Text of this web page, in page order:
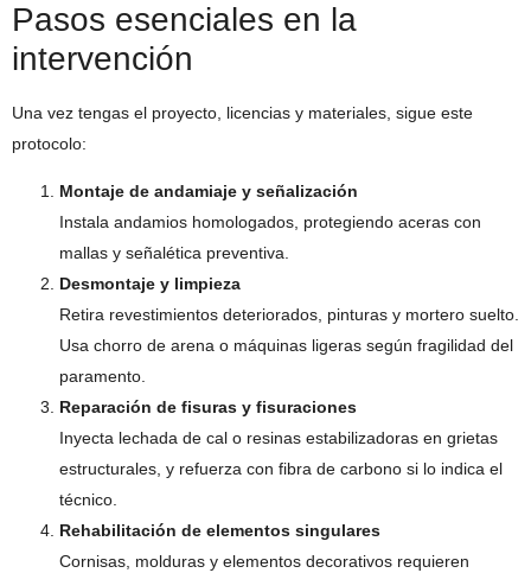
Pasos esenciales en la
intervención
Una vez tengas el proyecto, licencias y materiales, sigue este
protocolo:
Montaje de andamiaje y señalización
Instala andamios homologados, protegiendo aceras con
mallas y señalética preventiva.
Desmontaje y limpieza
Retira revestimientos deteriorados, pinturas y mortero suelto.
Usa chorro de arena o máquinas ligeras según fragilidad del
paramento.
Reparación de fisuras y fisuraciones
Inyecta lechada de cal o resinas estabilizadoras en grietas
estructurales, y refuerza con fibra de carbono si lo indica el
técnico.
Rehabilitación de elementos singulares
Cornisas, molduras y elementos decorativos requieren